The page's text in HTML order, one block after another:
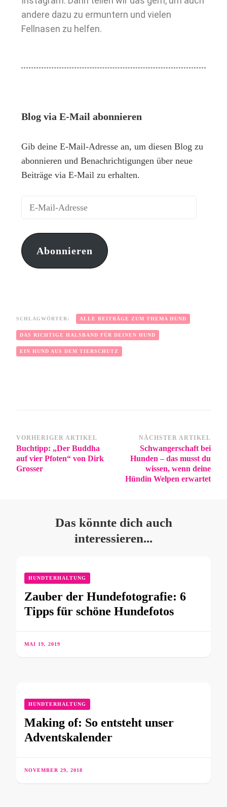
andere dazu zu ermuntern und vielen
Fellnasen zu helfen.
Blog via E-Mail abonnieren
Gib deine E-Mail-Adresse an, um diesen Blog zu
abonnieren und Benachrichtigungen über neue
Beiträge via E-Mail zu erhalten.
Abonnieren
SCHLAGWÖRTER: ALLE BEITRÄGE ZUM THEMA HUND
DAS RICHTIGE HALSBAND FÜR DEINEN HUND
EIN HUND AUS DEM TIERSCHUTZ
VORHERIGER ARTIKEL
Buchtipp: „Der Buddha
auf vier Pfoten“ von Dirk
Grosser
NÄCHSTER ARTIKEL
Schwangerschaft bei
Hunden – das musst du
wissen, wenn deine
Hündin Welpen erwartet
Das könnte dich auch
interessieren...
HUNDTERHALTUNG
Zauber der Hundefotografie: 6
Tipps für schöne Hundefotos
MAI 19, 2019
HUNDTERHALTUNG
Making of: So entsteht unser
Adventskalender
NOVEMBER 29, 2018